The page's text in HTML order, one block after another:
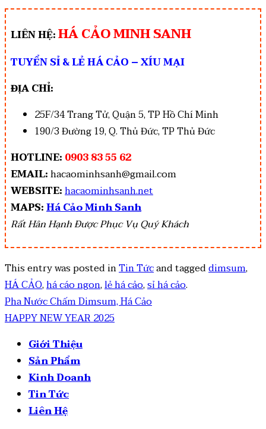
LIÊN HỆ:HÁ CẢO MINH SANH
TUYỂN SỈ & LẺ HÁ CẢO – XÍU MẠI
ĐỊA CHỈ:
25F/34 Trang Tử, Quận 5, TP Hồ Chí Minh
190/3 Đường 19, Q. Thủ Đức, TP Thủ Đức
HOTLINE: 0903 83 55 62
EMAIL:hacaominhsanh@gmail.com
WEBSITE:hacaominhsanh.net
MAPS:Há Cảo Minh Sanh
Rất Hân Hạnh Được Phục Vụ Quý Khách
This entry was posted inTin Tứcand taggeddimsum,
HÁ CẢO,há cáo ngon,lẻ há cảo,sỉ há cảo.
Pha Nước Chấm Dimsum, Há Cảo
HAPPY NEW YEAR 2025
Giới Thiệu
Sản Phẩm
Kinh Doanh
Tin Tức
Liên Hệ